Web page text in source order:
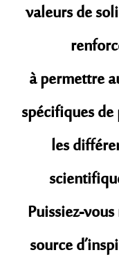
valeurs de
à permettre
spécifiques
les
Puissiez-
source